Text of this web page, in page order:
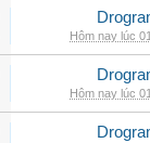
Hôm nay lúc
Hôm nay lúc